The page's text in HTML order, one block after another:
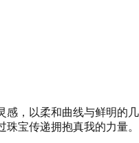
，以柔和曲线与鲜明的
宝传递拥抱真我的力量。